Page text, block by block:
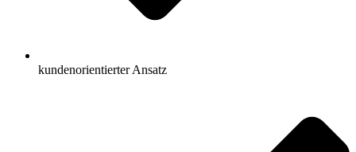
kundenorientierter Ansatz